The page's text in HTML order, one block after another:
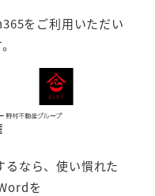
をご利用いただい
るなら、使い慣れた
を